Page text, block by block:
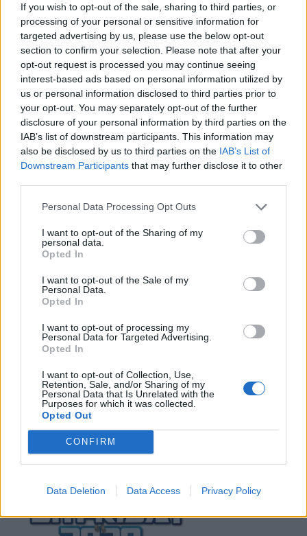
If you wish to opt-out of the sale, sharing to third parties, or
processing of your personal or sensitive information for
targeted advertising by us, please use the below opt-out
section to confirm your selection. Please note that after your
opt-out request is processed you may continue seeing
interest-based ads based on personal information utilized by
us or personal information disclosed to third parties prior to
your opt-out. You may separately opt-out of the further
disclosure of your personal information by third parties on the
IAB’s list of downstream participants. This information may
also be disclosed by us to third parties on the IAB’s List of
Downstream Participants that may further disclose it to other
Personal Data Processing Opt Outs
I want to opt-out of the Sharing of my
personal data.
Opted In
I want to opt-out of the Sale of my
Personal Data.
Opted In
I want to opt-out of processing my
Personal Data for Targeted Advertising.
Opted In
I want to opt-out of Collection, Use,
Retention, Sale, and/or Sharing of my
Personal Data that Is Unrelated with the
Purposes for which it was collected.
Opted Out
CONFIRM
Data Deletion Data Access Privacy Policy
Edellinen artikkeli
MM-kultaa voittanut Andre
Schürrle lopettaa uransa vain
29-vuotiaana
Seuraava artikkeli
Ykkösen MYPA-KPV-peli siirretty
koronariskin takia
LIITTYVÄT ARTIKKELIT LISÄÄ TEKIJÄLTÄ
Suomen MM-karsintojen näkymät –
todellinen jalkapallokommentaattorin
Suomi-Hollanti näkyy ilmaiseksi TV:stä –
näin katsot ottelun
Jalkapallon U21 EM-kisat 2025 – tässä
otteluohjelma ja Suomen joukkue